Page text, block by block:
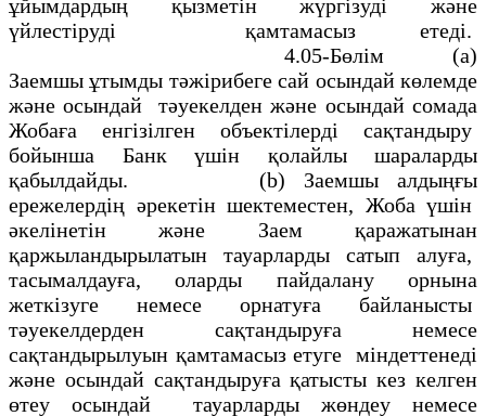
ұйымдардың қызметiн жүргiзудi және
үйлестіруді қамтамасыз етедi.
4.05-Бөлiм
(а)
Заемшы ұтымды тәжiрибеге сай осындай көлемде
және осындай тәуекелден және осындай сомада
Жобаға енгiзiлген объектiлердi сақтандыру
бойынша Банк үшiн қолайлы шараларды
қабылдайды. (b) Заемшы алдыңғы
ережелердiң әрекетін шектеместен, Жоба үшiн
әкелiнетін және Заем қаражатынан
қаржыландырылатын тауарларды сатып алуға,
тасымалдауға, оларды пайдалану орнына
жеткiзуге немесе орнатуға байланысты
тәуекелдерден сақтандыруға немесе
сақтандырылуын қамтамасыз етуге мiндеттенедi
және осындай сақтандыруға қатысты кез келген
өтеу осындай тауарларды жөндеу немесе